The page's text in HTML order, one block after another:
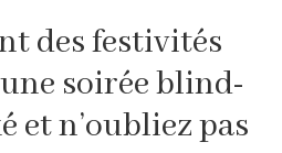
des festivités
soirée blind-
et n’oubliez pas